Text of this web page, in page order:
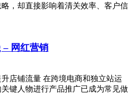
，却直接影响着清关效率、客户信
– 网红营销
店铺流量 在跨境电商和独立站运
键人物进行产品推广已成为常见做